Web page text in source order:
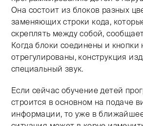
Она состоит из блоков разных
заменяющих строки кода,
скреплять между собой,
Когда блоки соединены и кнопки
отрегулированы, конструкция
специальный звук.
Если сейчас обучение детей
строится в основном на подаче
информации, то уже в